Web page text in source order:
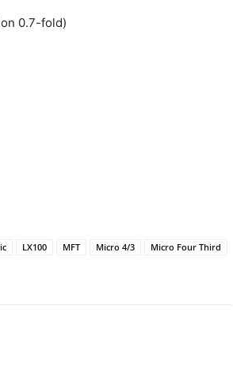
0.7-fold)
LX100 MFT Micro 4/3
Micro Four Third